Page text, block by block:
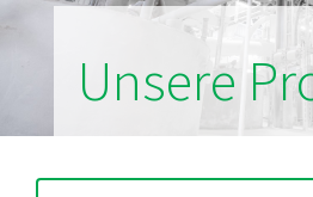
Unsere